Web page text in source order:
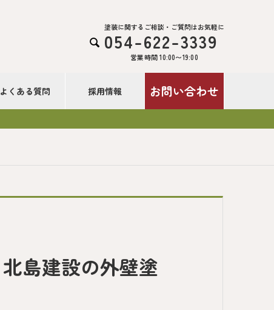

塗装に関するご相談・ご質問はお気軽に
054-622-3339
営業時間 10:00〜19:00
よくある質問 採用情報 お問い合わせ
島建設の外壁塗